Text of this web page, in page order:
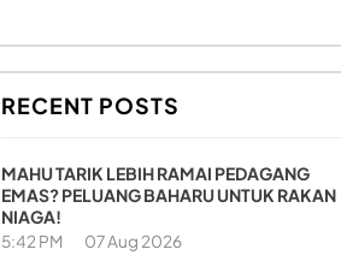
RECENT POSTS
MAHU TARIK LEBIH RAMAI PEDAGANG
EMAS? PELUANG BAHARU UNTUK RAKAN
NIAGA!
5:42 PM 07 Aug 2026